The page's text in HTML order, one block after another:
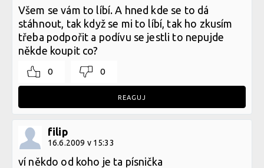
Všem se vám to líbí. A hned kde se to dá
stáhnout, tak když se mi to líbí, tak ho zkusím
třeba podpořit a podívu se jestli to nepujde
někde koupit co?
0 0
REAGUJ
filip
16.6.2009 v 15:33
ví někdo od koho je ta písnička